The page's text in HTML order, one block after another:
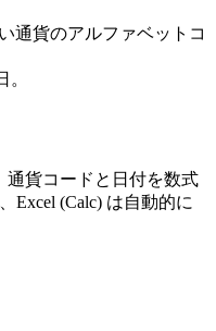
通貨のアルファベットコ
通貨コードと日付を数式
Excel (Calc) は自動的に